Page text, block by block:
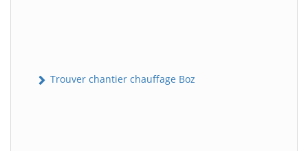
Trouver chantier chauffage Boz